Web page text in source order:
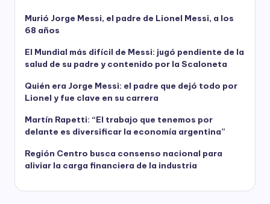
Murió Jorge Messi, el padre de Lionel Messi, a los
68 años
El Mundial más difícil de Messi: jugó pendiente de la
salud de su padre y contenido por la Scaloneta
Quién era Jorge Messi: el padre que dejó todo por
Lionel y fue clave en su carrera
Martín Rapetti: “El trabajo que tenemos por
delante es diversificar la economía argentina”
Región Centro busca consenso nacional para
aliviar la carga financiera de la industria